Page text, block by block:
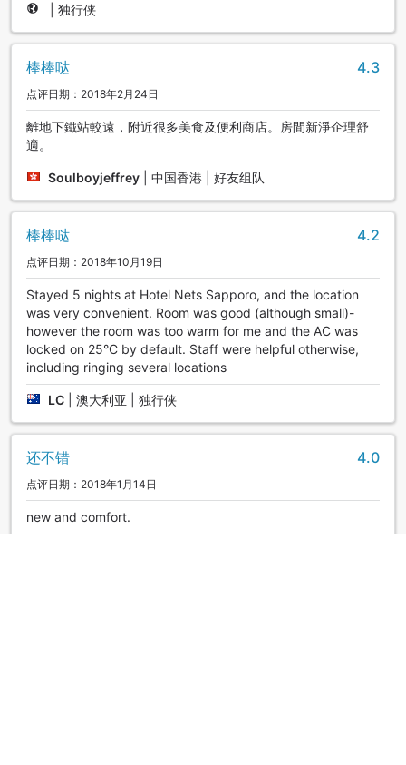
独行侠
棒棒哒 4.3
点评日期：2018年2月24日
離地下鐵站較遠，附近很多美食及便利商店。房間新淨企理舒
適。
Soulboyjeffrey 中国香港 | 好友组队
棒棒哒 4.2
点评日期：2018年10月19日
Stayed 5 nights at Hotel Nets Sapporo, and the location
was very convenient. Room was good (although small)-
however the room was too warm for me and the AC was
locked on 25°C by default. Staff were helpful otherwise,
including ringing several locations
LC 澳大利亚 | 独行侠
还不错 4.0
点评日期：2018年1月14日
new and comfort.